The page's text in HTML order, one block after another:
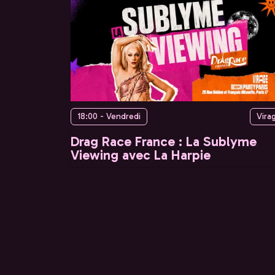
18:00 - Vendredi
Drag Race France : La Sublyme
Viewing avec La Harpie